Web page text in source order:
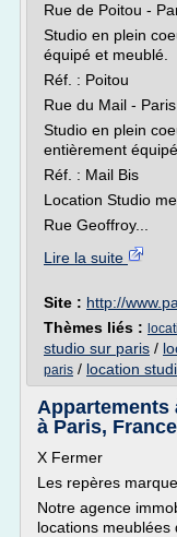
Rue de Poitou -
Studio en plein
équipé et meublé.
Réf. : Poitou
Rue du Mail -
Studio en plein
entièrement
Réf. : Mail Bis
Location Studio
Rue Geoffroy...
Lire la suite
Site : http://
Thèmes liés :
studio sur paris /
paris / location
Appartements
à Paris, France
X Fermer
Les repères
Notre agence
locations meublées